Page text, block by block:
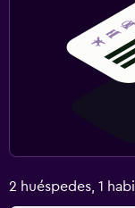
2 huéspedes, 1